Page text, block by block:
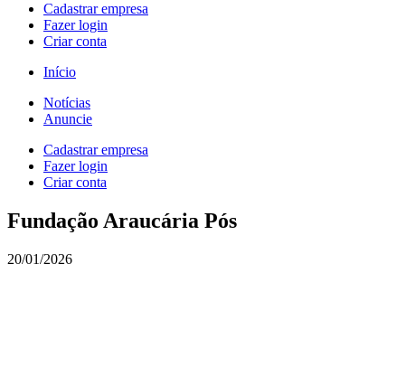
Cadastrar empresa
Fazer login
Criar conta
Início
Notícias
Anuncie
Cadastrar empresa
Fazer login
Criar conta
Fundação Araucária Pós
20/01/2026